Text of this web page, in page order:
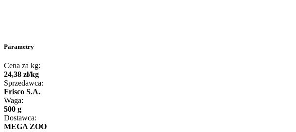
Parametry
Cena za kg:
24,38 zł/kg
Sprzedawca:
Frisco S.A.
Waga:
500 g
Dostawca:
MEGA ZOO